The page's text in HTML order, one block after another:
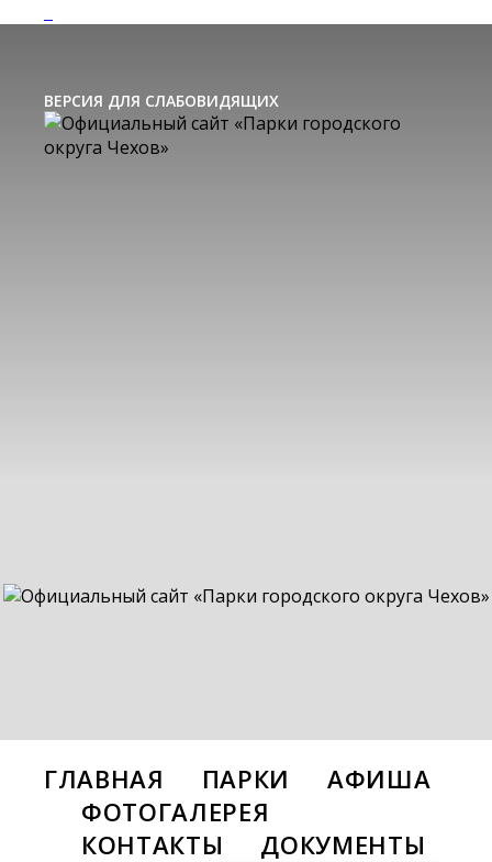
ВЕРСИЯ ДЛЯ СЛАБОВИДЯЩИХ
ГЛАВНАЯ ПАРКИ
АФИША
ФОТОГАЛЕРЕЯ
КОНТАКТЫ
ДОКУМЕНТЫ